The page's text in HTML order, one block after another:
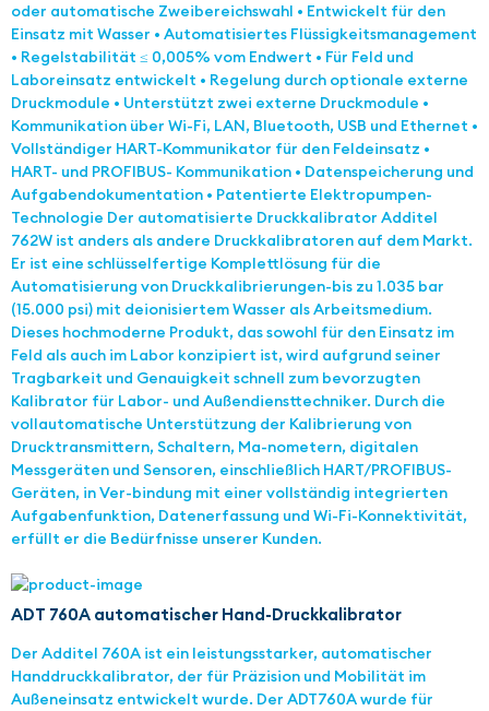
oder automatische Zweibereichswahl • Entwickelt für den
Einsatz mit Wasser • Automatisiertes Flüssigkeitsmanagement
• Regelstabilität ≤ 0,005% vom Endwert • Für Feld und
Laboreinsatz entwickelt • Regelung durch optionale externe
Druckmodule • Unterstützt zwei externe Druckmodule •
Kommunikation über Wi-Fi, LAN, Bluetooth, USB und Ethernet •
Vollständiger HART-Kommunikator für den Feldeinsatz •
HART- und PROFIBUS- Kommunikation • Datenspeicherung und
Aufgabendokumentation • Patentierte Elektropumpen-
Technologie Der automatisierte Druckkalibrator Additel
762W ist anders als andere Druckkalibratoren auf dem Markt.
Er ist eine schlüsselfertige Komplettlösung für die
Automatisierung von Druckkalibrierungen-bis zu 1.035 bar
(15.000 psi) mit deionisiertem Wasser als Arbeitsmedium.
Dieses hochmoderne Produkt, das sowohl für den Einsatz im
Feld als auch im Labor konzipiert ist, wird aufgrund seiner
Tragbarkeit und Genauigkeit schnell zum bevorzugten
Kalibrator für Labor- und Außendiensttechniker. Durch die
vollautomatische Unterstützung der Kalibrierung von
Drucktransmittern, Schaltern, Ma-nometern, digitalen
Messgeräten und Sensoren, einschließlich HART/PROFIBUS-
Geräten, in Ver-bindung mit einer vollständig integrierten
Aufgabenfunktion, Datenerfassung und Wi-Fi-Konnektivität,
erfüllt er die Bedürfnisse unserer Kunden.
ADT 760A automatischer Hand-Druckkalibrator
Der Additel 760A ist ein leistungsstarker, automatischer
Handdruckkalibrator, der für Präzision und Mobilität im
Außeneinsatz entwickelt wurde. Der ADT760A wurde für